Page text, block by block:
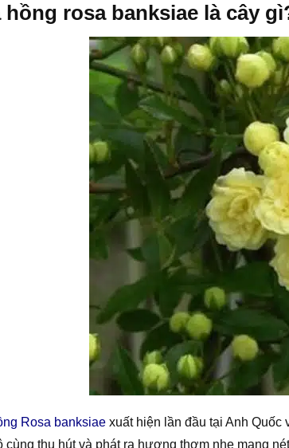
hồng rosa banksiae là cây
Rosa banksiae xuất hiện lần đầu tại Anh
cùng thu hút và phát ra hương thơm nhẹ mang